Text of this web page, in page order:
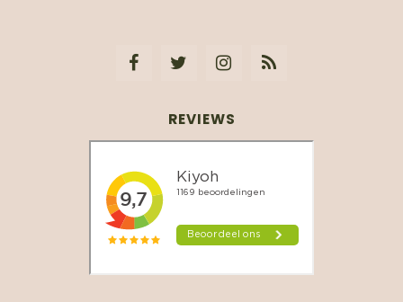
REVIEWS